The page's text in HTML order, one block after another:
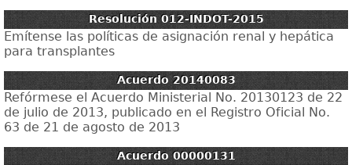
Resolución 012-INDOT-2015
Emítense las políticas de asignación renal y hepática
para transplantes
Acuerdo 20140083
Refórmese el Acuerdo Ministerial No. 20130123 de 22
de julio de 2013, publicado en el Registro Oficial No.
63 de 21 de agosto de 2013
Acuerdo 00000131